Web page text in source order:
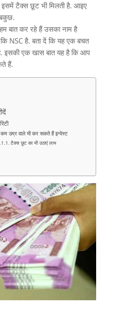
टैक्स छूट भी मिलती है. आइए
बात कर रहे हैं उसका नाम है
NSC है. बता दें कि यह एक बचत
इसकी एक खास बात यह है कि आप
हैं.
उम्र वाले भी कर सकते हैं इन्वेस्ट
टैक्स छूट का भी उठाएं लाभ